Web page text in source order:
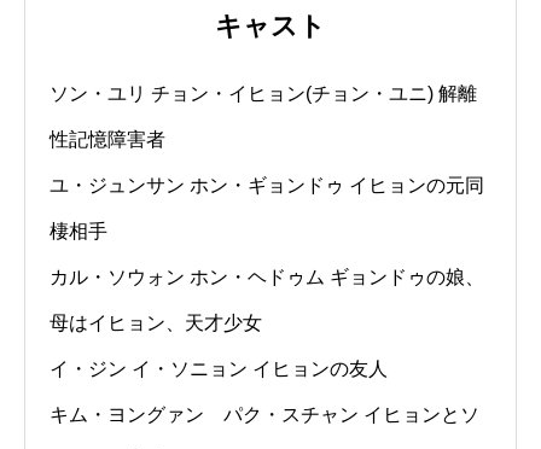
キャスト
ソン・ユリ チョン・イヒョン(チョン・ユニ) 解離
性記憶障害者
ユ・ジュンサン ホン・ギョンドゥ イヒョンの元同
棲相手
カル・ソウォン ホン・ヘドゥム ギョンドゥの娘、
母はイヒョン、天才少女
イ・ジン イ・ソニョン イヒョンの友人
キム・ヨングァン パク・スチャン イヒョンとソ